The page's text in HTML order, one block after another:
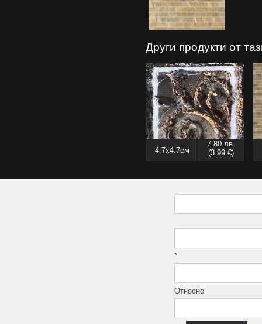
Други продукти от
4.7x4.7см
7.80 лв.
(3.99 €)
*
Относно